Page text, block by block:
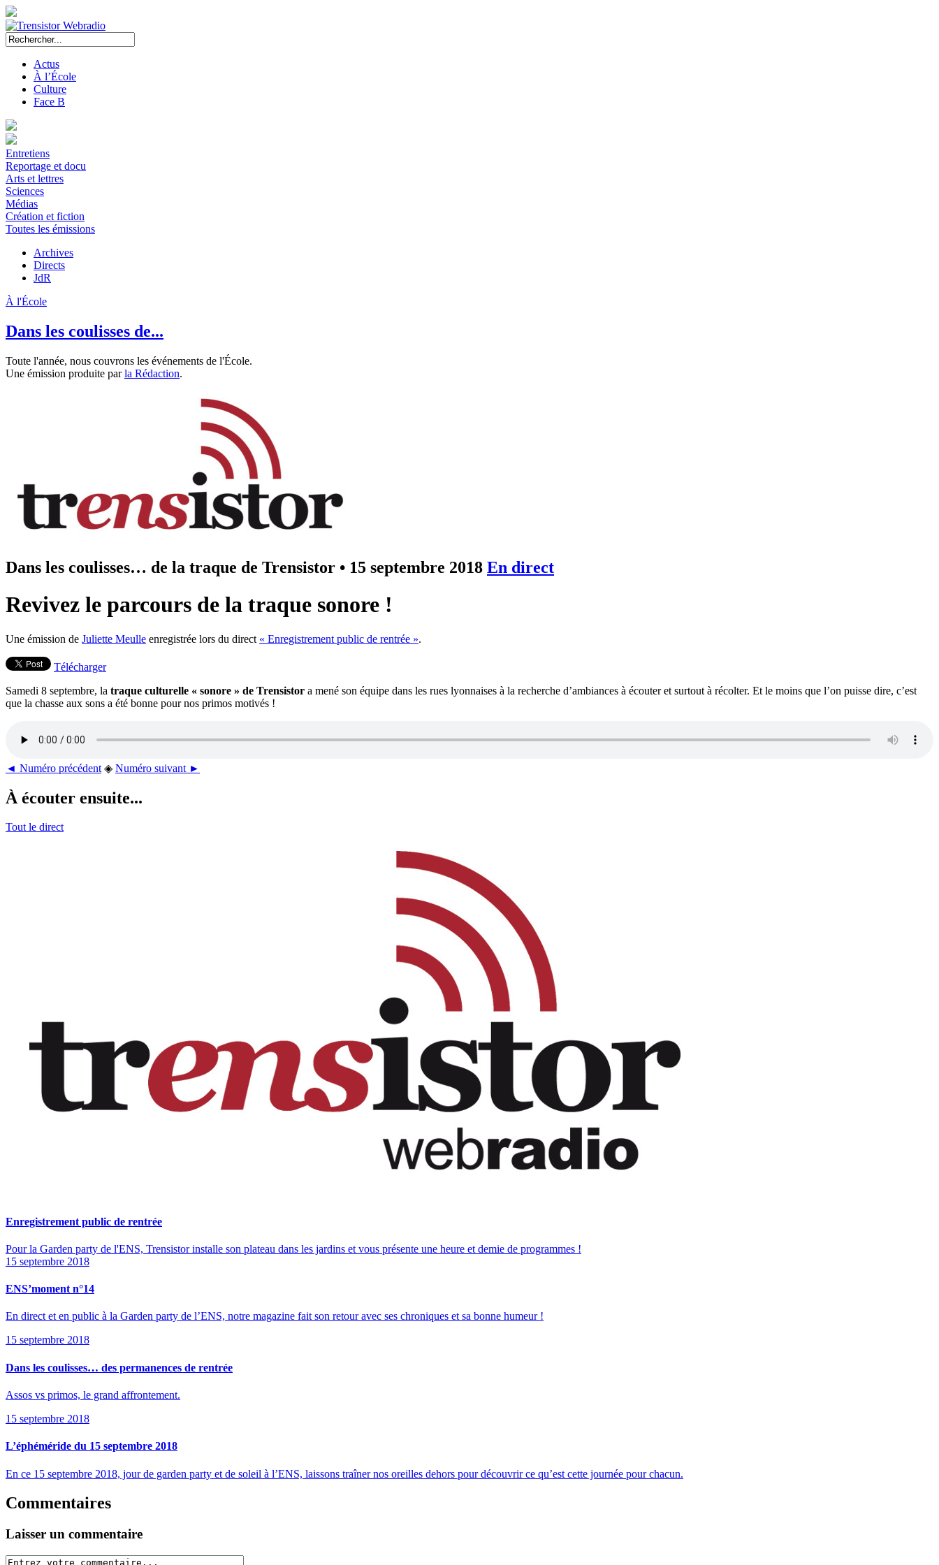
Actus
À l’École
Culture
Face B
Entretiens
Reportage et docu
Arts et lettres
Sciences
Médias
Création et fiction
Toutes les émissions
Archives
Directs
JdR
À l'École
Dans les coulisses de...
Toute l'année, nous couvrons les événements de l'École.
Une émission produite parla Rédaction.
Dans les coulisses… de la traque de Trensistor • 15 septembre 2018 En direct
Revivez le parcours de la traque sonore !
Une émission de Juliette Meulle enregistrée lors du direct « Enregistrement public de rentrée ».
Télécharger
Samedi 8 septembre, la traque culturelle « sonore » de Trensistor a mené son équipe dans les rues lyonnaises à la recherche d’ambiances à écouter et surtout à récolter. Et le moins que l’on puisse dire, c’est
que la chasse aux sons a été bonne pour nos primos motivés !
◄ Numéro précédent ◈ Numéro suivant ►
À écouter ensuite...
Tout le direct
Enregistrement public de rentrée
Pour la Garden party de l'ENS, Trensistor installe son plateau dans les jardins et vous présente une heure et demie de programmes !
15 septembre 2018
ENS’moment n°14
En direct et en public à la Garden party de l’ENS, notre magazine fait son retour avec ses chroniques et sa bonne humeur !
15 septembre 2018
Dans les coulisses… des permanences de rentrée
Assos vs primos, le grand affrontement.
15 septembre 2018
L’éphéméride du 15 septembre 2018
En ce 15 septembre 2018, jour de garden party et de soleil à l’ENS, laissons traîner nos oreilles dehors pour découvrir ce qu’est cette journée pour chacun.
Commentaires
Laisser un commentaire